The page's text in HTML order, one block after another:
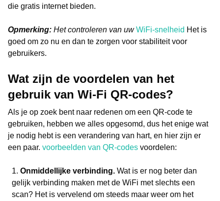
die gratis internet bieden.
Opmerking: Het controleren van uwWiFi-snelheid Het is
goed om zo nu en dan te zorgen voor stabiliteit voor
gebruikers.
Wat zijn de voordelen van het
gebruik van Wi-Fi QR-codes?
Als je op zoek bent naar redenen om een QR-code te
gebruiken, hebben we alles opgesomd, dus het enige wat
je nodig hebt is een verandering van hart, en hier zijn er
een paar. voorbeelden van QR-codes voordelen:
Onmiddellijke verbinding. Wat is er nog beter dan
gelijk verbinding maken met de WiFi met slechts een
scan? Het is vervelend om steeds maar weer om het